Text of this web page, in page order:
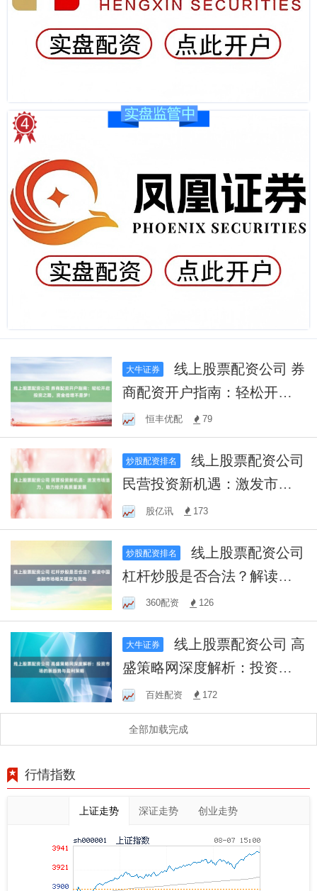
大牛证券
线上股票配资公司 券
商配资开户指南：轻松开启
投资之路，资金倍增不是
梦！
恒丰优配 79
炒股配资排名
线上股票配资公司
民营投资新机遇：激发市场
活力，助力经济高质量发展
股亿讯 173
炒股配资排名
线上股票配资公司
杠杆炒股是否合法？解读中
国金融市场相关规定与风险
360配资 126
大牛证券
线上股票配资公司 高
盛策略网深度解析：投资市
场的新趋势与盈利策略
百姓配资 172
全部加载完成
行情指数
上证走势 深证走势 创业走势